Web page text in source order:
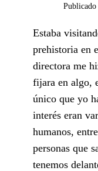
Publicado
Estaba
prehistoria en
directora me
fijara en algo,
único que yo
interés eran
humanos,
personas que
tenemos